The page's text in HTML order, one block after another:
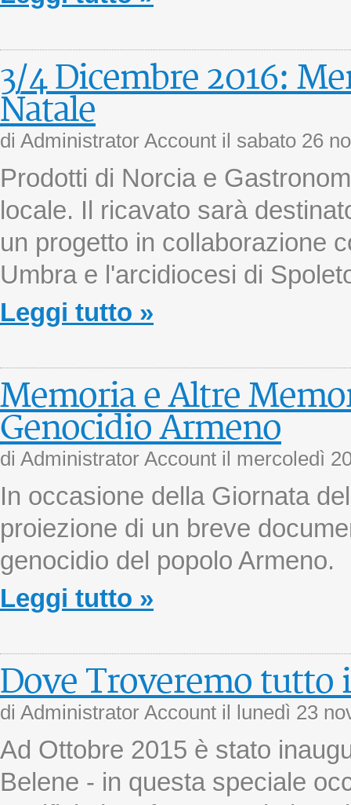
3/4 Dicembre 2016:
Natale
di Administrator Account il sabato 26
Prodotti di Norcia e
locale. Il ricavato sarà
un progetto in collaborazione
Umbra e l'arcidiocesi di
Leggi tutto »
Memoria e Altre
Genocidio Armeno
di Administrator Account il mercoledì
In occasione della Giornata
proiezione di un breve
genocidio del popolo Armeno.
Leggi tutto »
Dove Troveremo tutto
di Administrator Account il lunedì 23
Ad Ottobre 2015 è stato
Belene - in questa speciale